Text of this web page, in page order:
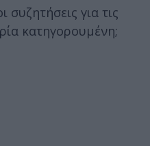
συζητήσεις για τις
κατηγορουμένη;